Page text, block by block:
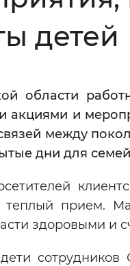
ассистент:
стандартные
детей
области
акциями и
между
дни для
теплый прием.
здоровыми и